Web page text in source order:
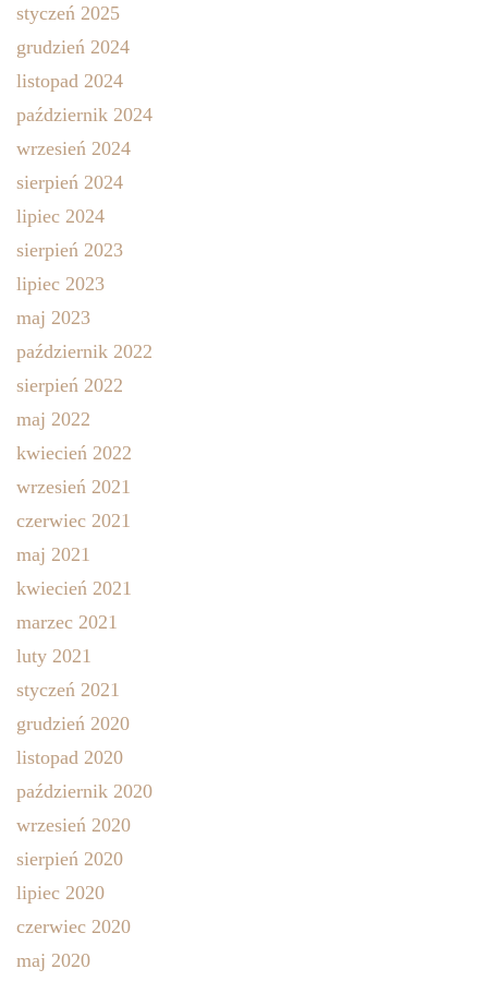
styczeń 2025
grudzień 2024
listopad 2024
październik 2024
wrzesień 2024
sierpień 2024
lipiec 2024
sierpień 2023
lipiec 2023
maj 2023
październik 2022
sierpień 2022
maj 2022
kwiecień 2022
wrzesień 2021
czerwiec 2021
maj 2021
kwiecień 2021
marzec 2021
luty 2021
styczeń 2021
grudzień 2020
listopad 2020
październik 2020
wrzesień 2020
sierpień 2020
lipiec 2020
czerwiec 2020
maj 2020